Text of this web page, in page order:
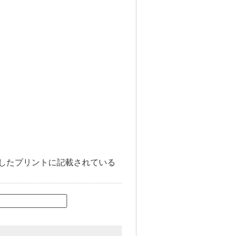
たプリントに記載されている